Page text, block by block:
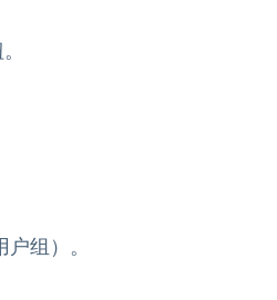
组）。